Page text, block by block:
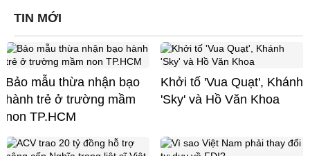
TIN MỚI
Bảo mẫu thừa nhận bạo
hành trẻ ở trường mầm
non TP.HCM
Khởi tố 'Vua Quạt', Khánh
'Sky' và Hồ Văn Khoa